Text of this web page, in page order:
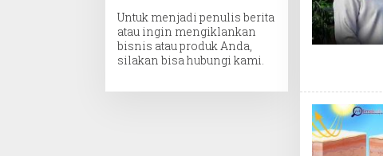
Untuk menjadi penulis berita
atau ingin mengiklankan
bisnis atau produk Anda,
silakan bisa hubungi kami.